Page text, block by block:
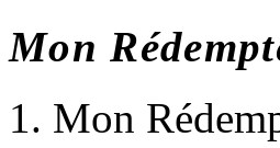
Mon
1. Mon